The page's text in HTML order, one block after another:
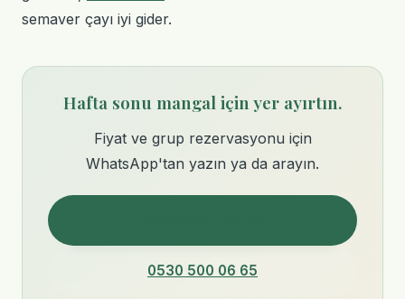
semaver çayı iyi gider.
Hafta sonu mangal için yer ayırtın.
Fiyat ve grup rezervasyonu için
WhatsApp'tan yazın ya da arayın.
0530 500 06 65